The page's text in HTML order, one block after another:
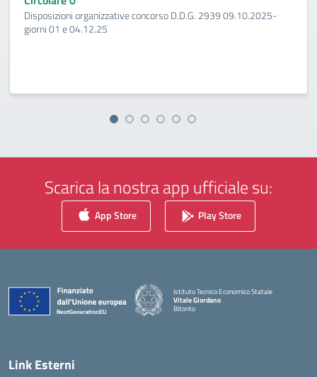
concorso D.D.G. 2939 09.10.2025-
Disposizioni
Scarica la nostra app ufficiale su:
App Store Play Store
Istituto Tecnico Economico Statale
Vitale Giordano
Bitonto
Link Esterni